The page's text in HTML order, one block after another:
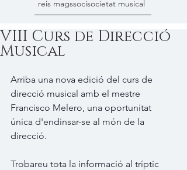
reis magssocisocietat musical
VIII Curs de Direcció
Musical
Arriba una nova edició del curs de
direcció musical amb el mestre
Francisco Melero, una oportunitat
única d'endinsar-se al món de la
direcció.
Trobareu tota la informació al tríptic